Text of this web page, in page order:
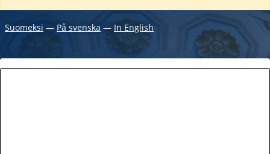
Suomeksi ― På svenska ― In English